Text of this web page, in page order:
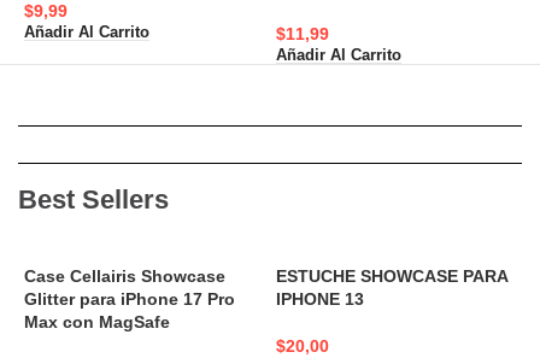
$9,99
Añadir Al Carrito $11,99
Añadir Al Carrito
Best Sellers
Case Cellairis Showcase
Glitter para iPhone 17 Pro
Max con MagSafe
ESTUCHE SHOWCASE PARA
IPHONE 13
$20,00